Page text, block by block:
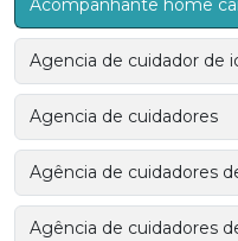
Acompanhante home
Agencia de cuidador de
Agencia de cuidadores
Agência de cuidadores
Agência de cuidadores